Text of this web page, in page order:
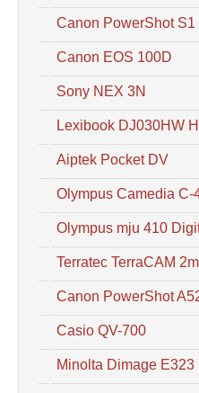
Canon PowerShot S1
Canon EOS 100D
Sony NEX 3N
Lexibook DJ030HW
Aiptek Pocket DV
Olympus Camedia C-
Olympus mju 410
Terratec TerraCAM
Canon PowerShot
Casio QV-700
Minolta Dimage E323